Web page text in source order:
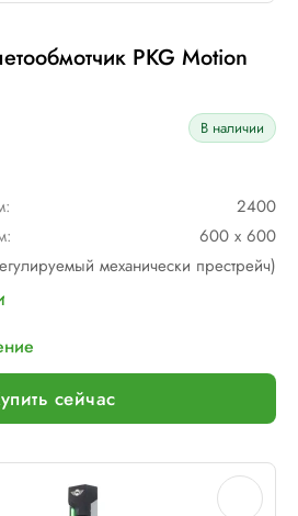
PKG Motion
В наличии
2400
600 х 600
механически престрейч)
кг:
∞
мм:
500
кг:
с пленкой, мм:
260
нет
сейчас